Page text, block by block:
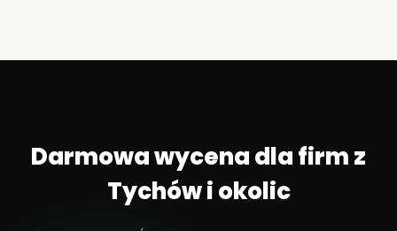
Darmowa wycena dla firm z
Tychów i okolic